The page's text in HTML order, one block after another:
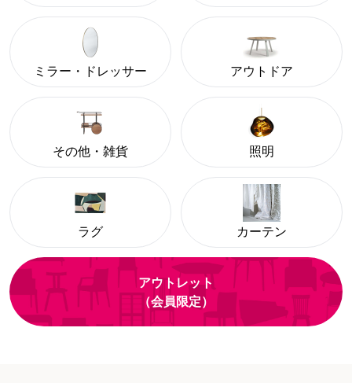
ミラー・ドレッサー アウトドア
その他・雑貨 照明
ラグ カーテン
アウトレット
（会員限定）